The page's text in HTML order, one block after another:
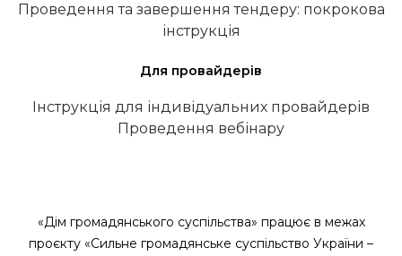
Проведення та завершення тендеру: покрокова
інструкція
Для провайдерів
Інструкція для індивідуальних провайдерів
Проведення вебінару
«Дім громадянського суспільства» працює в межах
проєкту «Сильне громадянське суспільство України –